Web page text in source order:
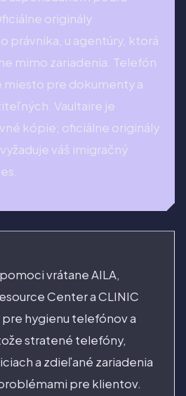
originály
právnika, u agentúry, ktorá
mimo zariadenia. Telefón
miesto pre dokumenty a
Vaultaire je
kópie; oficiálne originály
váš imigračný
vrátane AILA,
Center a CLINIC
hygienu telefónov a
stratené telefóny,
a zdieľané zariadenia
pre klientov.